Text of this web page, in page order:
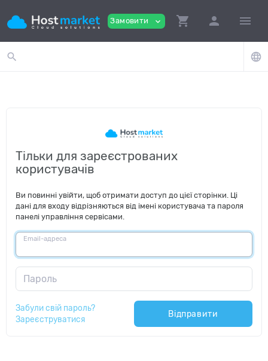
Замовити expand_more shopping_cart person menu
search language
Тільки для зареєстрованих
користувачів
Ви повинні увійти, щоб отримати доступ до цієї сторінки. Ці
дані для входу відрізняються від імені користувача та пароля
панелі управління сервісами.
Email-адреса
Пароль
Забули свій пароль?
Зареєструватися
Відправити